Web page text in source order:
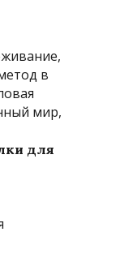
в
мир,
для